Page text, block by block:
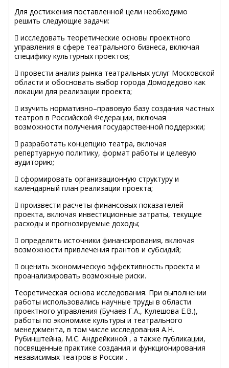
Для достижения поставленной цели необходимо
решить следующие задачи:
 исследовать теоретические основы проектного
управления в сфере театрального бизнеса, включая
специфику культурных проектов;
 провести анализ рынка театральных услуг Московской
области и обосновать выбор города Домодедово как
локации для реализации проекта;
 изучить нормативно–правовую базу создания частных
театров в Российской Федерации, включая
возможности получения государственной поддержки;
 разработать концепцию театра, включая
репертуарную политику, формат работы и целевую
аудиторию;
 сформировать организационную структуру и
календарный план реализации проекта;
 произвести расчеты финансовых показателей
проекта, включая инвестиционные затраты, текущие
расходы и прогнозируемые доходы;
 определить источники финансирования, включая
возможности привлечения грантов и субсидий;
 оценить экономическую эффективность проекта и
проанализировать возможные риски.
Теоретическая основа исследования. При выполнении
работы использовались научные труды в области
проектного управления (Бучаев Г.А., Кулешова Е.В.),
работы по экономике культуры и театрального
менеджмента, в том числе исследования А.Н.
Рубинштейна, М.С. Андрейкиной , а также публикации,
посвященные практике создания и функционирования
независимых театров в России .